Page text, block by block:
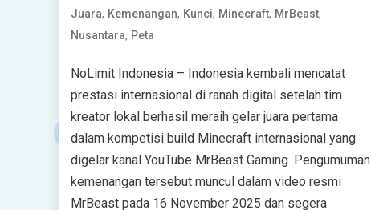
Juara, Kemenangan, Kunci, Minecraft, MrBeast,
Nusantara, Peta
NoLimit Indonesia – Indonesia kembali mencatat
prestasi internasional di ranah digital setelah tim
kreator lokal berhasil meraih gelar juara pertama
dalam kompetisi build Minecraft internasional yang
digelar kanal YouTube MrBeast Gaming. Pengumuman
kemenangan tersebut muncul dalam video resmi
MrBeast pada 16 November 2025 dan segera